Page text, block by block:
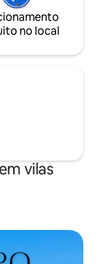
no local
vilas